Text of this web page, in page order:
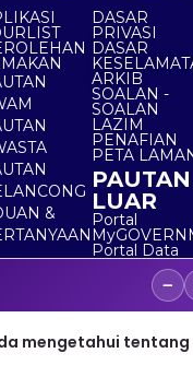
&
DASAR
PRIVASI
DASAR
ARKIB
SOALAN -
SOALAN
LAZIM
PENAFIAN
PETA
PAUTAN
LUAR
Portal
Portal Data
Terbuka
Sektor Awam
−
mengetahui tentang